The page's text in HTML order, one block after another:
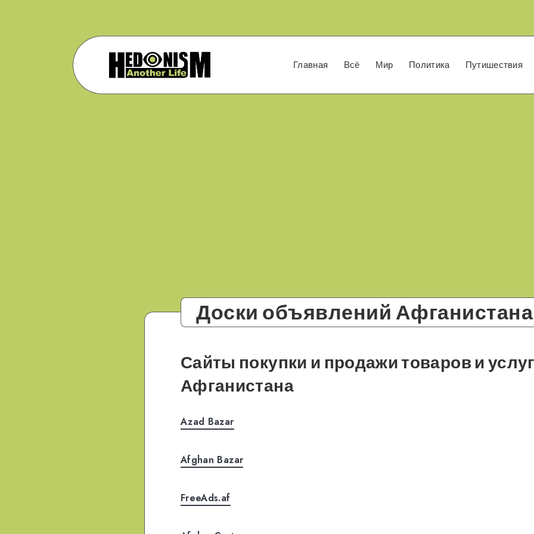
Главная Всё Мир Политика Путишествия
Доски объявлений Афганистана
Сайты покупки и продажи товаров и
Афганистана
Azad Bazar
Afghan Bazar
FreeAds.af